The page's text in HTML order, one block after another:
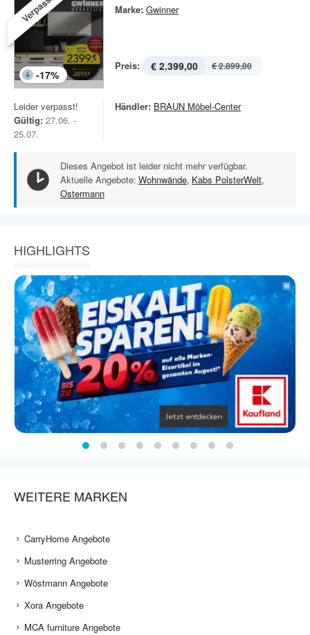
Verpasst!
-17%
Marke: Gwinner
Preis: € 2.399,00 € 2.899,00
Leider verpasst!
Gültig: 27.06. -
25.07.
Händler: BRAUN Möbel-Center
Dieses Angebot ist leider nicht mehr verfügbar.
Aktuelle Angebote: Wohnwände, Kabs PolsterWelt,
Ostermann
HIGHLIGHTS
WEITERE MARKEN
CarryHome Angebote
Musterring Angebote
Wöstmann Angebote
Xora Angebote
MCA furniture Angebote